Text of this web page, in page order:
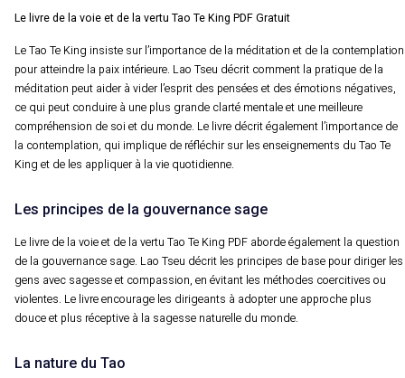
Le livre de la voie et de la vertu Tao Te King PDF Gratuit
Le Tao Te King insiste sur l’importance de la méditation et de la contemplation
pour atteindre la paix intérieure. Lao Tseu décrit comment la pratique de la
méditation peut aider à vider l’esprit des pensées et des émotions négatives,
ce qui peut conduire à une plus grande clarté mentale et une meilleure
compréhension de soi et du monde. Le livre décrit également l’importance de
la contemplation, qui implique de réfléchir sur les enseignements du Tao Te
King et de les appliquer à la vie quotidienne.
Les principes de la gouvernance sage
Le livre de la voie et de la vertu Tao Te King PDF aborde également la question
de la gouvernance sage. Lao Tseu décrit les principes de base pour diriger les
gens avec sagesse et compassion, en évitant les méthodes coercitives ou
violentes. Le livre encourage les dirigeants à adopter une approche plus
douce et plus réceptive à la sagesse naturelle du monde.
La nature du Tao